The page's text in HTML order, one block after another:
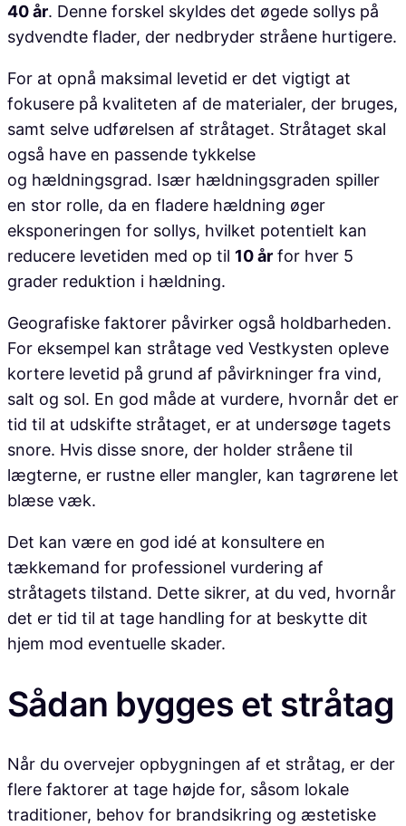
40 år. Denne forskel skyldes det øgede sollys på
sydvendte flader, der nedbryder stråene hurtigere.
For at opnå maksimal levetid er det vigtigt at
fokusere på kvaliteten af de materialer, der bruges,
samt selve udførelsen af stråtaget. Stråtaget skal
også have en passende tykkelse
og hældningsgrad. Især hældningsgraden spiller
en stor rolle, da en fladere hældning øger
eksponeringen for sollys, hvilket potentielt kan
reducere levetiden med op til 10 år for hver 5
grader reduktion i hældning.
Geografiske faktorer påvirker også holdbarheden.
For eksempel kan stråtage ved Vestkysten opleve
kortere levetid på grund af påvirkninger fra vind,
salt og sol. En god måde at vurdere, hvornår det er
tid til at udskifte stråtaget, er at undersøge tagets
snore. Hvis disse snore, der holder stråene til
lægterne, er rustne eller mangler, kan tagrørene let
blæse væk.
Det kan være en god idé at konsultere en
tækkemand for professionel vurdering af
stråtagets tilstand. Dette sikrer, at du ved, hvornår
det er tid til at tage handling for at beskytte dit
hjem mod eventuelle skader.
Sådan bygges et stråtag
Når du overvejer opbygningen af et stråtag, er der
flere faktorer at tage højde for, såsom lokale
traditioner, behov for brandsikring og æstetiske